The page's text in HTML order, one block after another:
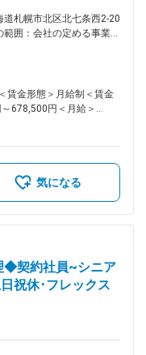
方： ・土日
った場合は振替休日の取
ト可・服装自由な社風と
度の出張が発生する可能
社は
ースト企業」に認定さ
して環境法令順守はもと
を強化しております。今
お任せいたします。環境
において、環境に配慮し
きているか点検・指導を
定、順守状況の定期確認、
理 ・行政届出書類の作
管理（維持、改善）他
場にCO2削減に資する軽
務 ・現場におけるCO2
環境です。また、環境管
も積極的にご応募くださ
道札幌市北区北七条西2-20
囲：会社の定める事業所
賃金形態＞月給制＜賃金
678,500円＜月給＞
歳：1150万※地域限定職
度の提示になります。賃
選考を通じて上下する可能
気になる
◆契約社員~シニア
祝休･フレックス